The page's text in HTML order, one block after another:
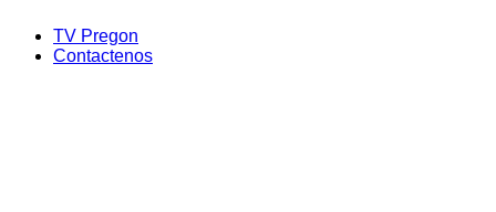
TV Pregon
Contactenos